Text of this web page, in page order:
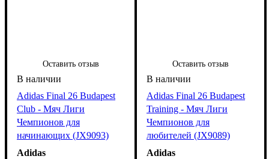
Оставить отзыв
Adidas Final 26 Budapest
Club - Мяч Лиги
Чемпионов для
начинающих (JX9093)
Adidas
Оставить отзыв
Adidas Final 26 Budapest
Training - Мяч Лиги
Чемпионов для
любителей (JX9089)
Adidas